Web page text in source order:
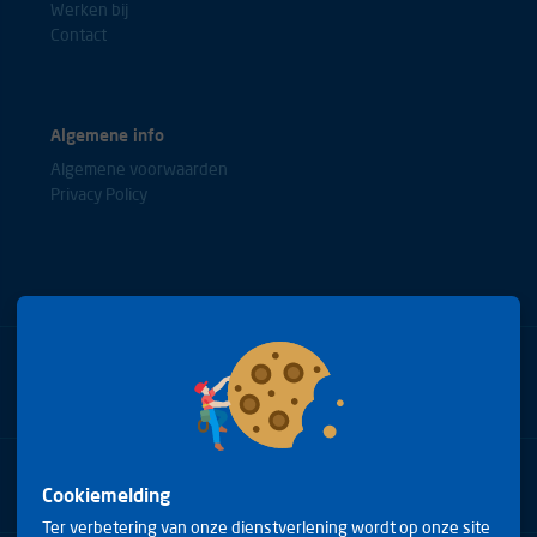
Werken bij
Contact
Algemene info
Algemene voorwaarden
Privacy Policy
Bel met onze experts
+31(0)85 0653688
Cookiemelding
Ter verbetering van onze dienstverlening wordt op onze site